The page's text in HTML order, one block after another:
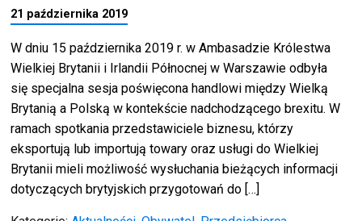
21 października 2019
W dniu 15 października 2019 r. w Ambasadzie Królestwa
Wielkiej Brytanii i Irlandii Północnej w Warszawie odbyła
się specjalna sesja poświęcona handlowi między Wielką
Brytanią a Polską w kontekście nadchodzącego brexitu. W
ramach spotkania przedstawiciele biznesu, którzy
eksportują lub importują towary oraz usługi do Wielkiej
Brytanii mieli możliwość wysłuchania bieżących informacji
dotyczących brytyjskich przygotowań do […]